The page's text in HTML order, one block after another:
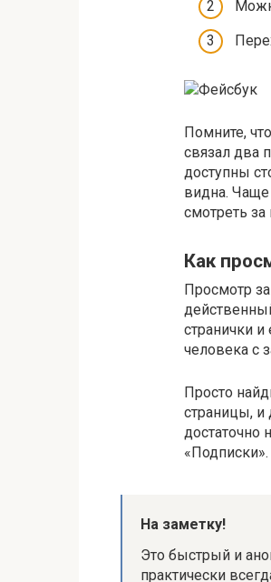
Помните,
связал два
доступны
видна.
смотреть
Как
Просмотр
странички
человека с
Просто
страницы, и
достаточно
«Подписки».
На заметку!
Это быстрый и
практически